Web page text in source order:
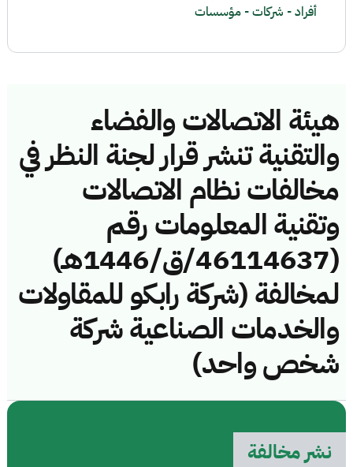
هيئة الاتصالات والفضاء
والتقنية تنشر قرار لجنة النظر في
مخالفات نظام الاتصالات
وتقنية المعلومات رقم
(46114637/ق/1446هـ)
لمخالفة (شركة رابكو للمقاولات
والخدمات الصناعية شركة
شخص واحد)
نشر مخالفة
أفراد - شركات - مؤسسات